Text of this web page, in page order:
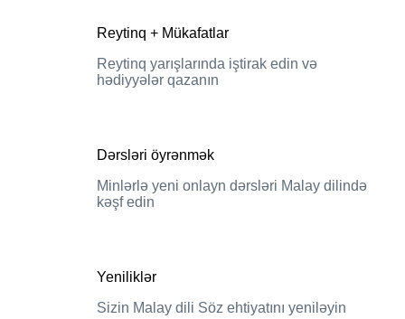
Reytinq + Mükafatlar
Reytinq yarışlarında iştirak edin və
hədiyyələr qazanın
Dərsləri öyrənmək
Minlərlə yeni onlayn dərsləri Malay dilində
kəşf edin
Yeniliklər
Sizin Malay dili Söz ehtiyatını yeniləyin